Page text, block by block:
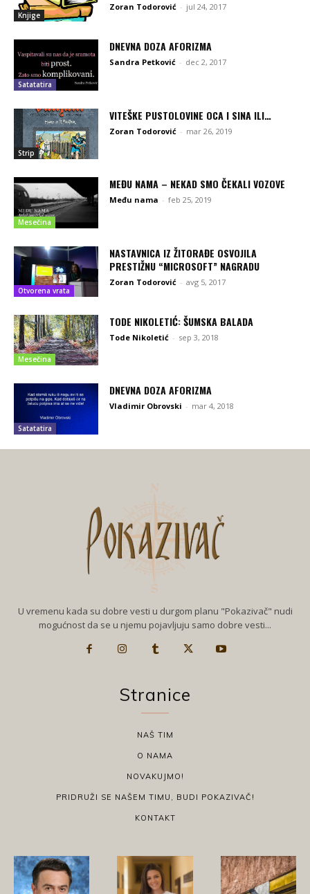
Knjige
Zoran Todorović - jul 24, 2017
Satatatira
DNEVNA DOZA AFORIZMA
Sandra Petković - dec 2, 2017
Strip
VITEŠKE PUSTOLOVINE OCA I SINA ILI…
Zoran Todorović - mar 26, 2019
Mesečina
MEĐU NAMA – NEKAD SMO ČEKALI VOZOVE
Među nama - feb 25, 2019
Otvorena vrata
NASTAVNICA IZ ŽITORAĐE OSVOJILA
PRESTIŽNU “MICROSOFT” NAGRADU
Zoran Todorović - avg 5, 2017
Mesečina
TODE NIKOLETIĆ: ŠUMSKA BALADA
Tode Nikoletić - sep 3, 2018
Satatatira
DNEVNA DOZA AFORIZMA
Vladimir Obrovski - mar 4, 2018
U vremenu kada su dobre vesti u durgom planu "Pokazivač" nudi
mogućnost da se u njemu pojavljuju samo dobre vesti...
Stranice
NAŠ TIM
O NAMA
NOVAKUJMO!
PRIDRUŽI SE NAŠEM TIMU, BUDI POKAZIVAČ!
KONTAKT